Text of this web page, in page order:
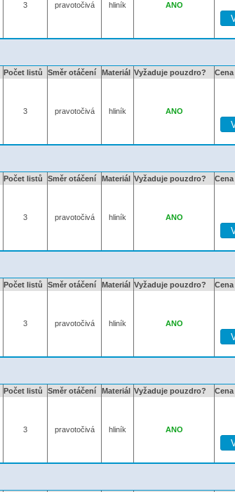
3 pravotočivá hliník ANO
Počet listů Směr otáčení Materiál Vyžaduje pouzdro? Cena
3 pravotočivá hliník ANO
Počet listů Směr otáčení Materiál Vyžaduje pouzdro? Cena
3 pravotočivá hliník ANO
Počet listů Směr otáčení Materiál Vyžaduje pouzdro? Cena
3 pravotočivá hliník ANO
Počet listů Směr otáčení Materiál Vyžaduje pouzdro? Cena
3 pravotočivá hliník ANO